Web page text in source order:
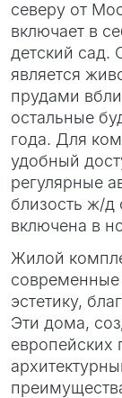
северу от
включает в
детский сад.
является
прудами
остальные
года. Для
удобный
регулярные
близость ж/д
включена в
Жилой
современные
эстетику,
Эти дома,
европейских